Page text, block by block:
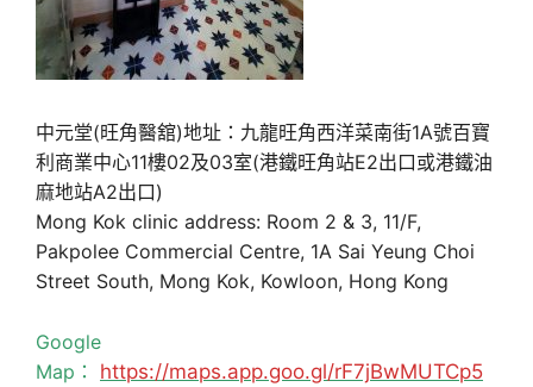
中元堂(旺角醫舘)地址：九龍旺角西洋菜南街1A號百寶
利商業中心11樓02及03室(港鐵旺角站E2出口或港鐵油
麻地站A2出口)
Mong Kok clinic address: Room 2 & 3, 11/F,
Pakpolee Commercial Centre, 1A Sai Yeung Choi
Street South, Mong Kok, Kowloon, Hong Kong
Google
Map： https://maps.app.goo.gl/rF7jBwMUTCp5